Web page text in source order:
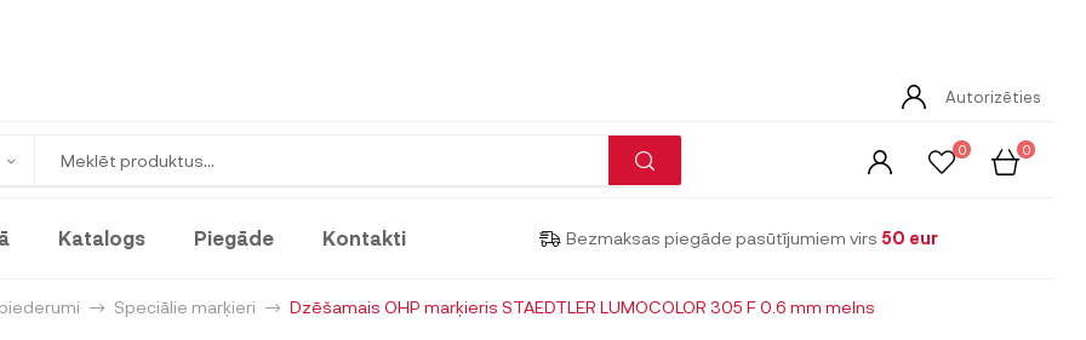
Autorizēties
0 0
Katalogs Piegāde Kontakti Bezmaksas piegāde pasūtījumiem virs 50 eur
Speciālie marķieri Dzēšamais OHP marķieris STAEDTLER LUMOCOLOR 305 F 0.6 mm melns